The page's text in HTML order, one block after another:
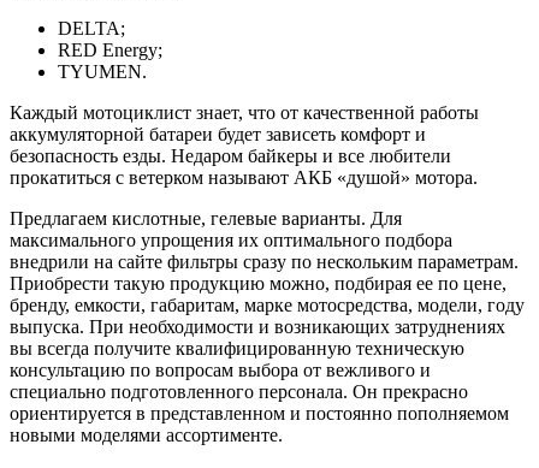
DELTA;
RED Energy;
TYUMEN.
Каждый мотоциклист знает, что от качественной работы
аккумуляторной батареи будет зависеть комфорт и
безопасность езды. Недаром байкеры и все любители
прокатиться с ветерком называют АКБ «душой» мотора.
Предлагаем кислотные, гелевые варианты. Для
максимального упрощения их оптимального подбора
внедрили на сайте фильтры сразу по нескольким параметрам.
Приобрести такую продукцию можно, подбирая ее по цене,
бренду, емкости, габаритам, марке мотосредства, модели, году
выпуска. При необходимости и возникающих затруднениях
вы всегда получите квалифицированную техническую
консультацию по вопросам выбора от вежливого и
специально подготовленного персонала. Он прекрасно
ориентируется в представленном и постоянно пополняемом
новыми моделями ассортименте.